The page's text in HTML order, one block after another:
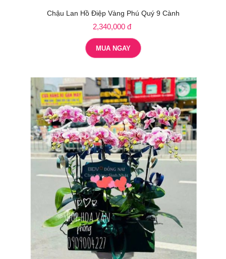
Chậu Lan Hồ Điệp Vàng Phú Quý 9 Cành
2,340,000 đ
MUA NGAY